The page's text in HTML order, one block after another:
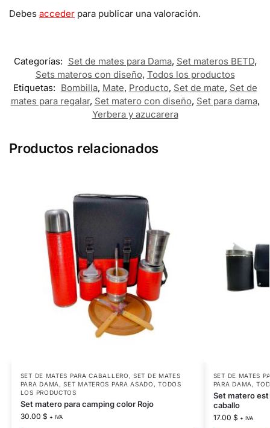
Debes acceder para publicar una valoración.
Categorías: Set de mates para Dama, Set materos BETD,
Sets materos con diseño, Todos los productos
Etiquetas: Bombilla, Mate, Producto, Set de mate, Set de
mates para regalar, Set matero con diseño, Set para dama,
Yerbera y azucarera
Productos relacionados
SET DE MATES PARA CABALLERO ,SET DE MATES
PARA DAMA ,SET MATEROS PARA ASADO ,TODOS
LOS PRODUCTOS
Set matero para camping color Rojo
30.00 $ + IVA
SET DE MATES
PARA DAMA ,
Set matero
caballo
17.00 $ + IVA